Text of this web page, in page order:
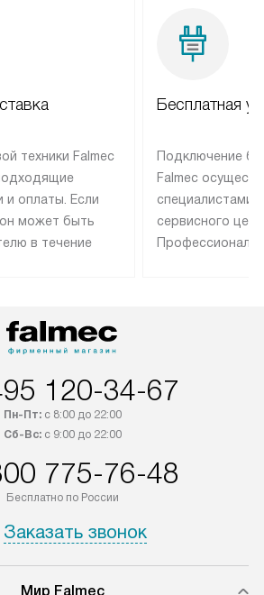
техники Falmec
и оплаты. Если
может быть
в течение
товаров по
Бесплатная
Подключение
Falmec
специалистами
сервисного
120-34-67
Пн-Пт:с 8:00 до 22:00
Сб-Вс:с 9:00 до 22:00
775-76-48
Бесплатно по России
Заказать звонок
Мир Falmec